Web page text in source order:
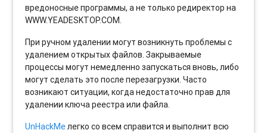
вредоносные программы, а не только редиректор на
WWW.YEADESKTOP.COM.
При ручном удалении могут возникнуть проблемы с
удалением открытых файлов. Закрываемые
процессы могут немедленно запускаться вновь, либо
могут сделать это после перезагрузки. Часто
возникают ситуации, когда недостаточно прав для
удалении ключа реестра или файла.
UnHackMeлегко со всем справится и выполнит всю